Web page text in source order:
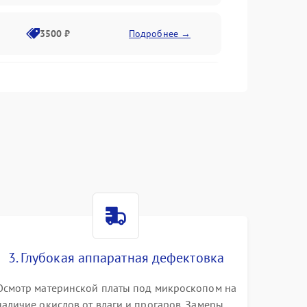
3500 ₽ Подробнее →
3000 ₽ Подробнее →
3. Глубокая аппаратная дефектовка
материнской платы под микроскопом на
окислов от влаги и прогаров. Замеры